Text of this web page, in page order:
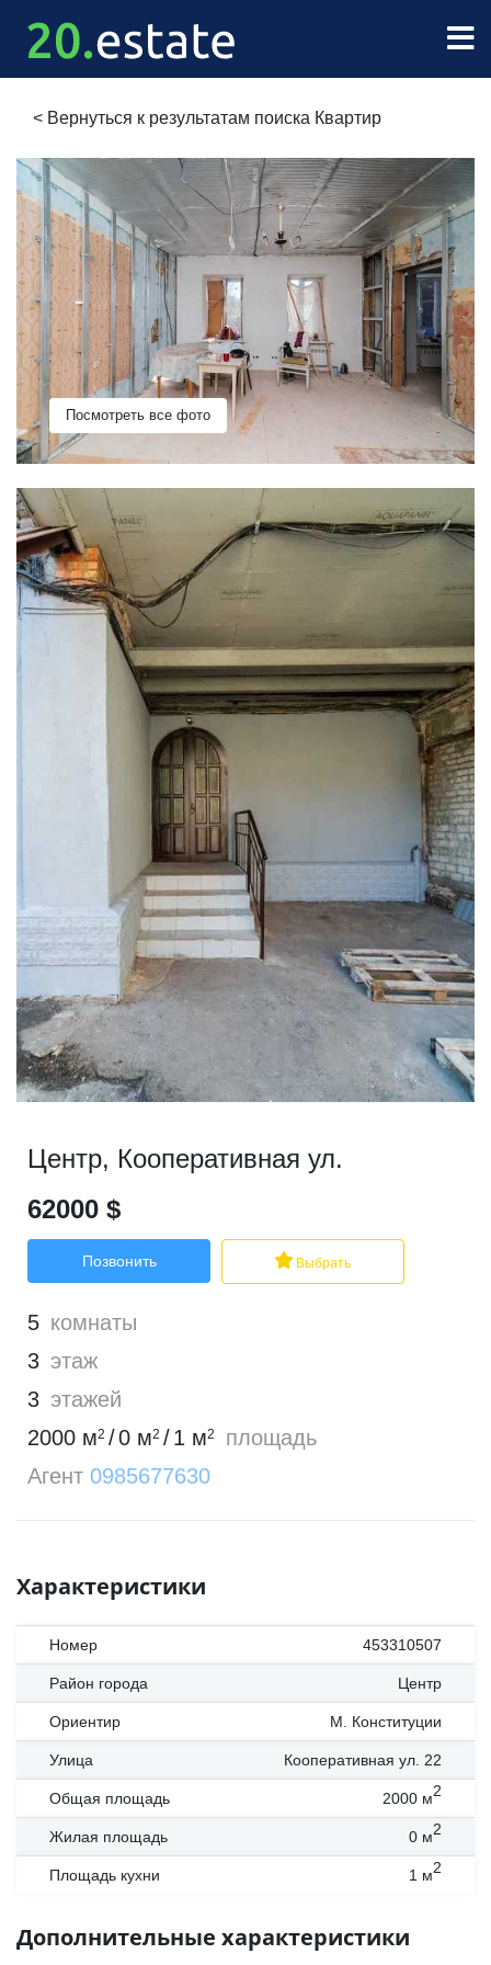
< Вернуться к результатам поиска Квартир
Посмотреть все фото
Центр, Кооперативная ул.
62000 $
Позвонить Выбрать
5 комнаты
3 этаж
3 этажей
2000 м2 /0 м2 /1 м2
площадь
Агент 0985677630
Характеристики
Номер 453310507
Район города Центр
Ориентир М. Конституции
Улица Кооперативная ул. 22
Общая площадь 2000 м2
Жилая площадь 0 м2
Площадь кухни 1 м2
Дополнительные характеристики